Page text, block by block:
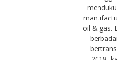
oil & gas.